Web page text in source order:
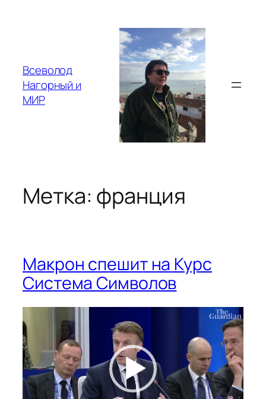
Всеволод
Нагорный и
МИР
Метка: франция
Макрон спешит на Курс
Система Символов